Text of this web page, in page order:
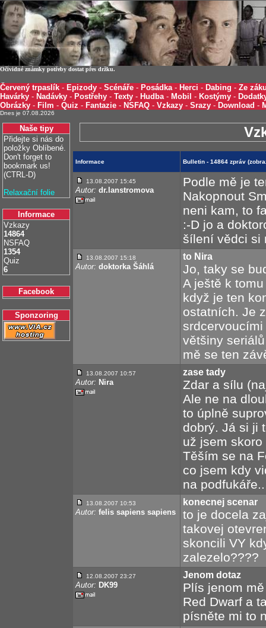
Očividné známky potřeby dostat přes držku.
Červený trpaslík - Epizody - Scénáře - Posádka- Herci - Dabing - Ze
Havárky - Nadávky - Postřehy - Texty - Hudba- Mobil - Kostýmy -
Obrázky - Film - Quiz - Fantazie - NSFAQ - Vzkazy - Srazy - Download -
Dnes je 07.08.2026
Naše tipy
Přidejte si nás do
položky Oblíbené.
Don't forget to
bookmark us!
(CTRL-D)
Relaxační folie
Informace
Vzkazy
14864
NSFAQ
1354
Quiz
6
Facebook
Sponzoring
Informace Bulletin - 14864 zpráv
13.08.2007 15:45
Autor: dr.lanstromova
Podle mě je
Nakopnout
neni kam, to
:-D jo a
šílení vědci si
13.08.2007 15:18
Autor: doktorka Šáhlá
to Nira
Jo, taky se
A ještě k
když je ten
ostatních. Je
většiny
mě se ten
13.08.2007 10:57
Autor: Nira
zase tady
Zdar a sílu
Ale ne na
to úplně
dobrý. Já si ji
už jsem
Těším se na
co jsem kdy
na podfukáře..
13.08.2007 10:53
Autor: felis sapiens sapiens
konecnej scenar
to je docela
takovej
skoncili VY
zalezelo????
12.08.2007 23:27
Autor: DK99
Jenom dotaz
Plís jenom
Red Dwarf a
písněte mi to